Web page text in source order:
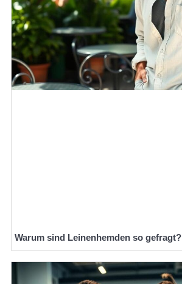
Warum sind Leinenhemden so gefragt?